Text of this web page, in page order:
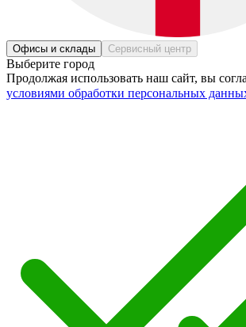
Офисы и склады Сервисный центр
Выберите город
Продолжая использовать наш сайт, вы
условиями обработки персональных